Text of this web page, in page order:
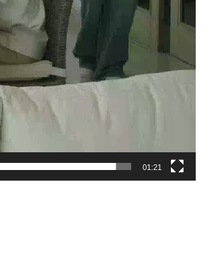
01:21